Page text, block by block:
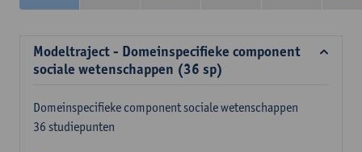
Modeltraject - Domeinspecifieke component
sociale wetenschappen (36 sp)
Domeinspecifieke component sociale wetenschappen
36 studiepunten